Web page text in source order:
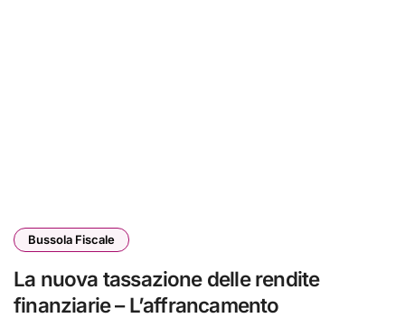
Bussola Fiscale
La nuova tassazione delle rendite
finanziarie – L’affrancamento